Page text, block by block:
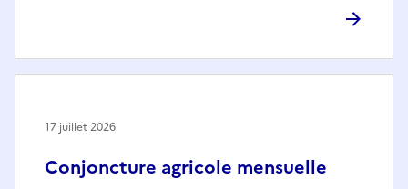
Conjoncture agricole mensuelle
17 juillet 2026